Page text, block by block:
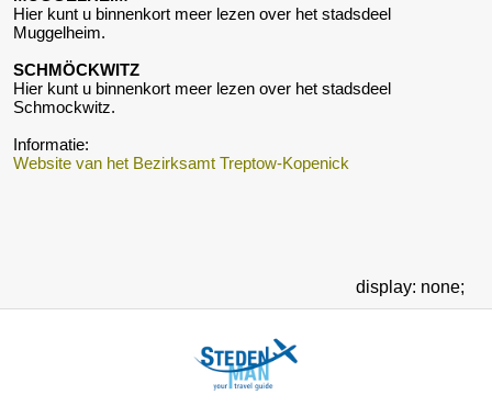
Hier kunt u binnenkort meer lezen over het stadsdeel
Muggelheim.
SCHMÖCKWITZ
Hier kunt u binnenkort meer lezen over het stadsdeel
Schmockwitz.
Informatie:
Website van het Bezirksamt Treptow-Kopenick
display: none;